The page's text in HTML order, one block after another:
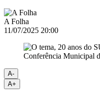
A Folha
11/07/2025 20:00
A-
A+